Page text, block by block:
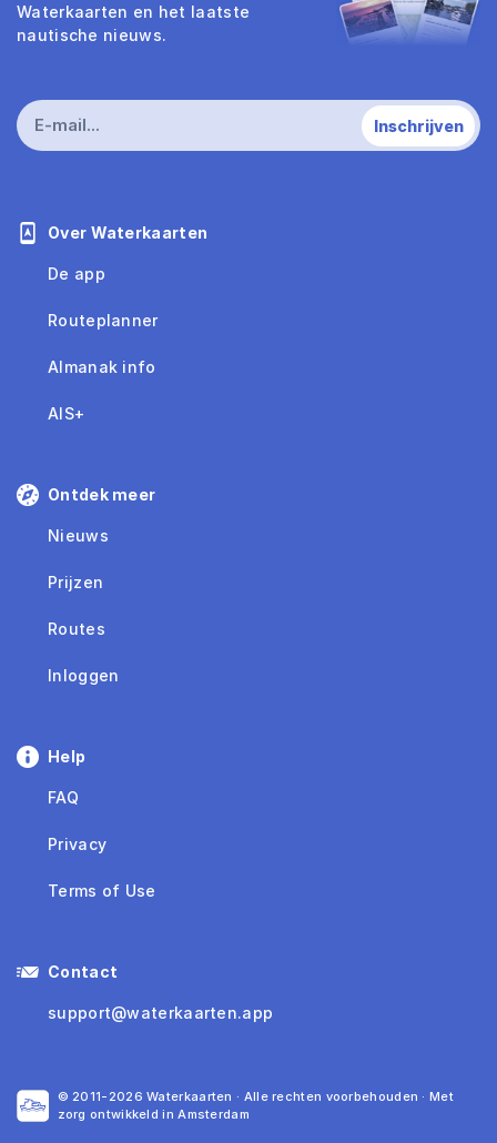
Over Waterkaarten
De app
Routeplanner
Almanak info
AIS+
Ontdek meer
Nieuws
Prijzen
Routes
Inloggen
Help
FAQ
Privacy
Terms of Use
Contact
support@waterkaarten.app
Waterkaarten en het laatste
nautische nieuws.
© 2011-2026 Waterkaarten · Alle rechten voorbehouden · Met
zorg ontwikkeld in Amsterdam